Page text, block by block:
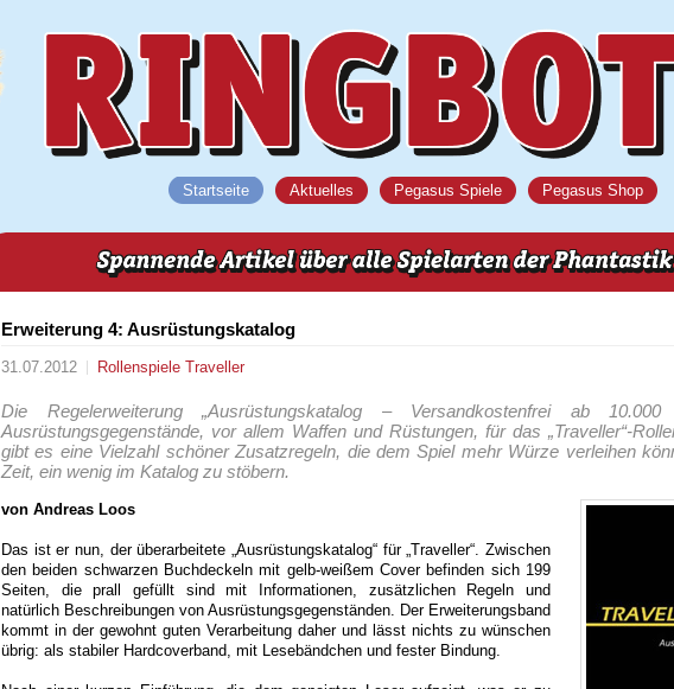
Startseite Aktuelles Pegasus Spiele Pegasus Shop
Erweiterung 4: Ausrüstungskatalog
31.07.2012 Rollenspiele Traveller
Die Regelerweiterung „Ausrüstungskatalog – Versandkostenfrei ab
Ausrüstungsgegenstände, vor allem Waffen und Rüstungen, für das „Traveller“-
gibt es eine Vielzahl schöner Zusatzregeln, die dem Spiel mehr Würze verleihen
Zeit, ein wenig im Katalog zu stöbern.
von Andreas Loos
Das ist er nun, der überarbeitete „Ausrüstungskatalog“ für „Traveller“. Zwischen
den beiden schwarzen Buchdeckeln mit gelb-weißem Cover befinden sich 199
Seiten, die prall gefüllt sind mit Informationen, zusätzlichen Regeln und
natürlich Beschreibungen von Ausrüstungsgegenständen. Der Erweiterungsband
kommt in der gewohnt guten Verarbeitung daher und lässt nichts zu wünschen
übrig: als stabiler Hardcoverband, mit Lesebändchen und fester Bindung.